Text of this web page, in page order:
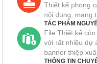
Thiết kế phong
nội dung, mang
TÁC PHẨM
File Thiết kế
với rất nhiều dự
banner thiệp
THÔNG TIN